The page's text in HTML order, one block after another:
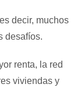
decir, muchos
desafíos.
renta, la red
viviendas y